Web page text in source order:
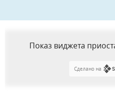
Показ виджета
Сделано на